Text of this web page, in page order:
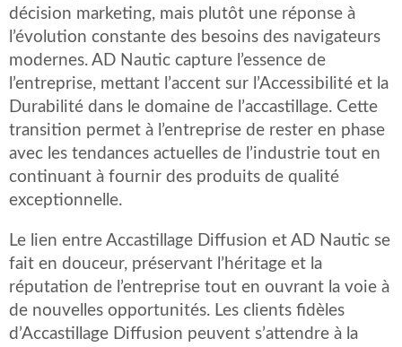
décision marketing, mais plutôt une réponse à
l’évolution constante des besoins des navigateurs
modernes. AD Nautic capture l’essence de
l’entreprise, mettant l’accent sur l’Accessibilité et la
Durabilité dans le domaine de l’accastillage. Cette
transition permet à l’entreprise de rester en phase
avec les tendances actuelles de l’industrie tout en
continuant à fournir des produits de qualité
exceptionnelle.
Le lien entre Accastillage Diffusion et AD Nautic se
fait en douceur, préservant l’héritage et la
réputation de l’entreprise tout en ouvrant la voie à
de nouvelles opportunités. Les clients fidèles
d’Accastillage Diffusion peuvent s’attendre à la